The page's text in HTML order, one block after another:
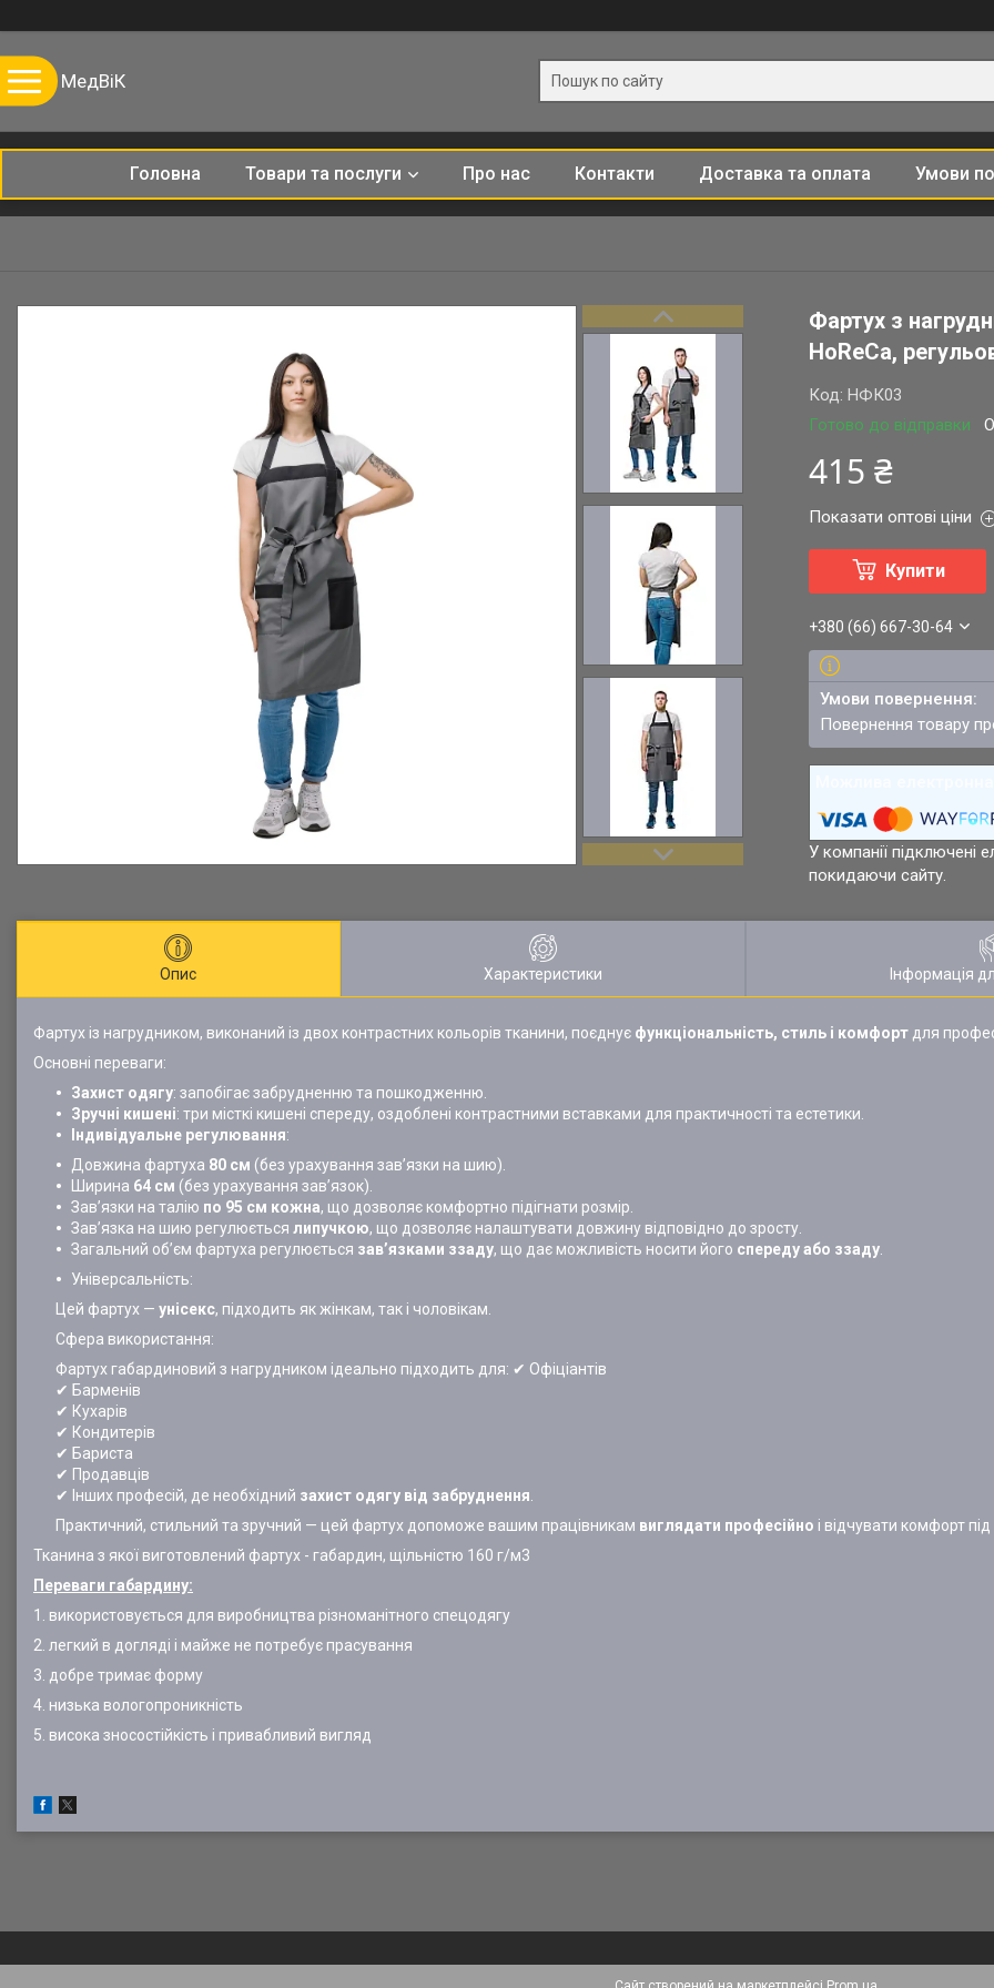
МедВіК
Головна Товари та послуги Про нас Контакти Доставка та оплата Умови
Фартух з
HoReCa,
Готово до відправки
Код:НФК03
415 ₴
Показати оптові ціни
Купити
+380 (66) 667-30-64
повернення товару
У компанії підключені
покидаючи сайту.
Опис Характеристики Інформація
Фартух із нагрудником, виконаний із двох контрастних кольорів тканини, поєднує функціональність, стиль і комфорт для
Основні переваги:
Захист одягу: запобігає забрудненню та пошкодженню.
Зручні кишені: три місткі кишені спереду, оздоблені контрастними вставками для практичності та естетики.
Індивідуальне регулювання:
Довжина фартуха 80 см (без урахування зав’язки на шию).
Ширина 64 см (без урахування зав’язок).
Зав’язки на талію по 95 см кожна, що дозволяє комфортно підігнати розмір.
Зав’язка на шию регулюється липучкою, що дозволяє налаштувати довжину відповідно до зросту.
Загальний об’єм фартуха регулюється зав’язками ззаду, що дає можливість носити його спереду або ззаду
Універсальність:
Цей фартух — унісекс, підходить як жінкам, так і чоловікам.
Сфера використання:
Фартух габардиновий з нагрудником ідеально підходить для: ✔ Офіціантів
✔ Барменів
✔ Кухарів
✔ Кондитерів
✔ Бариста
✔ Продавців
✔ Інших професій, де необхідний захист одягу від забруднення
Практичний, стильний та зручний — цей фартух допоможе вашим працівникам виглядати професійно і відчувати комфорт
Тканина з якої виготовлений фартух - габардин, щільністю 160 г/м3
Переваги габардину:
1. використовується для виробництва різноманітного спецодягу
2. легкий в догляді і майже не потребує прасування
3. добре тримає форму
4. низька вологопроникність
5. висока зносостійкість і привабливий вигляд